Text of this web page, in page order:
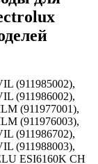
(911985002),
(911986002),
(911977001),
(911976003),
(911986702),
(911988003),
ESI6160K CH